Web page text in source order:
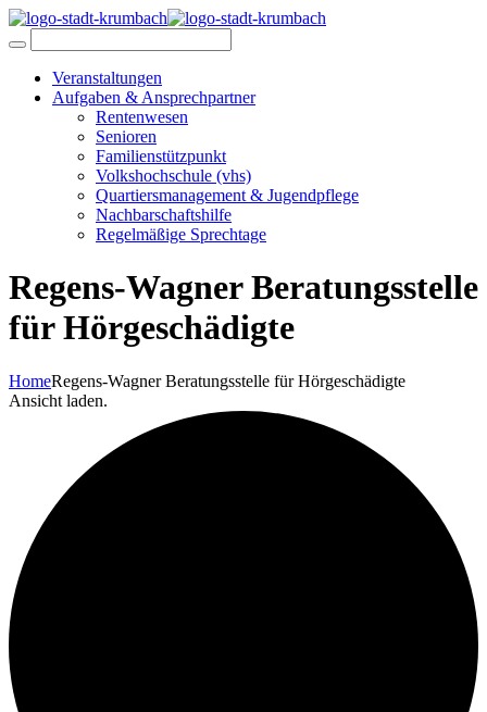
Veranstaltungen
Aufgaben & Ansprechpartner
Rentenwesen
Senioren
Familienstützpunkt
Volkshochschule (vhs)
Quartiersmanagement & Jugendpflege
Nachbarschaftshilfe
Regelmäßige Sprechtage
Regens-Wagner Beratungsstelle
für Hörgeschädigte
HomeRegens-Wagner Beratungsstelle für Hörgeschädigte
Ansicht laden.